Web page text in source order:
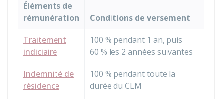
Éléments de
rémunération
Conditions de versement
Traitement
indiciaire
100 % pendant 1 an, puis
60 % les 2 années suivantes
Indemnité de
résidence
100 % pendant toute la
durée du CLM